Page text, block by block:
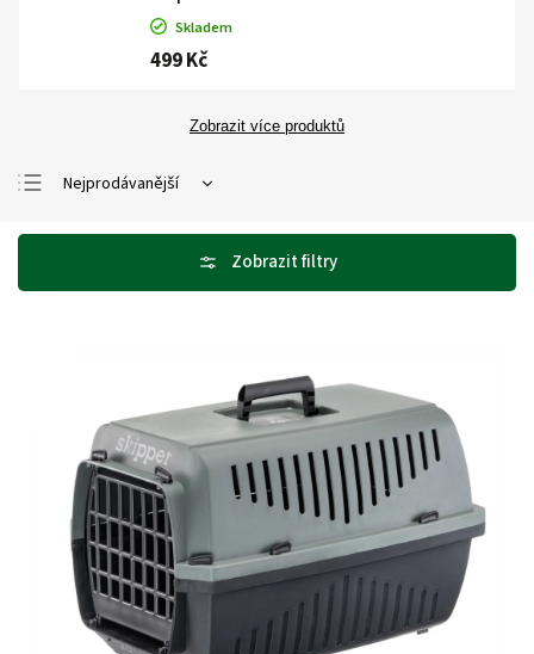
Skladem
499 Kč
Zobrazit více produktů
Nejprodávanější
Abecedně